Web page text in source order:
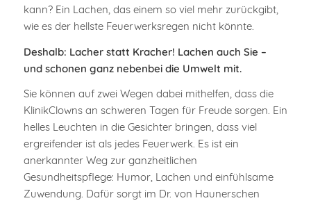
kann? Ein Lachen, das einem so viel mehr zurückgibt,
wie es der hellste Feuerwerksregen nicht könnte.
Deshalb: Lacher statt Kracher! Lachen auch Sie –
und schonen ganz nebenbei die Umwelt mit.
Sie können auf zwei Wegen dabei mithelfen, dass die
KlinikClowns an schweren Tagen für Freude sorgen. Ein
helles Leuchten in die Gesichter bringen, dass viel
ergreifender ist als jedes Feuerwerk. Es ist ein
anerkannter Weg zur ganzheitlichen
Gesundheitspflege: Humor, Lachen und einfühlsame
Zuwendung. Dafür sorgt im Dr. von Haunerschen